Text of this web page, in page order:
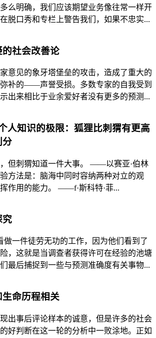
么明确，我们应该期望业务像往常一样开
脱口秀和专栏上警告我们，如果不忠实...
社会改善论
意见的象牙塔堡垒的攻击，造成了重大的
补的——声誉受损。多数专家的自我受到
出来相比于业余爱好者没有更多的预测...
知识的极限：狐狸比刺猬有更高
分
但刺猬知道一件大事。 ——以赛亚·伯林
方法是：脑海中同时容纳两种对立的观
作用的能力。 ——f·斯科特·菲...
究
做一件徒劳无功的工作，因为他们看到了
，这就是当调查者获得许可在经验的池塘
最后捕捉到一些与预测准确度有关事物...
命历程相关
出事后评论样本的诚意，但是许多的社会
好判断在这一轮的分析中一败涂地。正如